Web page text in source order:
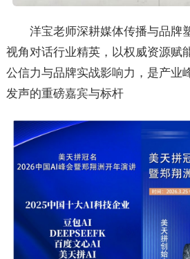
洋宝老师深耕媒体传播与品牌
视角对话行业精英，以权威资源赋
公信力与品牌实战影响力，是产业
发声的重磅嘉宾与标杆